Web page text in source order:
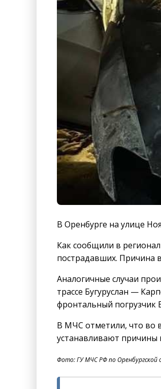
В Оренбурге на улице
Как сообщили в
пострадавших. Причина
Аналогичные случаи
трассе Бугуруслан —
фронтальный погрузчик
В МЧС отметили, что во
устанавливают причины
Фото: ГУ МЧС РФ по Оренбургской